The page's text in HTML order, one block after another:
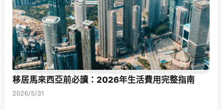
移居馬來西亞前必讀：2026年生活費用完整指南
2026/5/31